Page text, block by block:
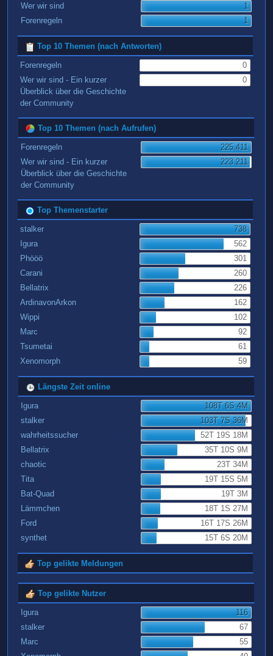
Wer wir sind
1
Forenregeln
1
Top 10 Themen (nach Antworten)
Forenregeln
0
Wer wir sind - Ein kurzer
Überblick über die Geschichte
der Community
0
Top 10 Themen (nach Aufrufen)
Forenregeln
225.411
Wer wir sind - Ein kurzer
Überblick über die Geschichte
der Community
223.211
Top Themenstarter
stalker
738
Igura
562
Phööö
301
Carani
260
Bellatrix
226
ArdinavonArkon
162
Wippi
102
Marc
92
Tsumetai
61
Xenomorph
59
Längste Zeit online
Igura
108T 6S 4M
stalker
103T 7S 36M
wahrheitssucher
52T 19S 18M
Bellatrix
35T 10S 9M
chaotic
23T 34M
Tita
19T 15S 5M
Bat-Quad
19T 3M
Lämmchen
18T 1S 27M
Ford
16T 17S 26M
synthet
15T 6S 20M
Top gelikte Meldungen
Top gelikte Nutzer
Igura
116
stalker
67
Marc
55